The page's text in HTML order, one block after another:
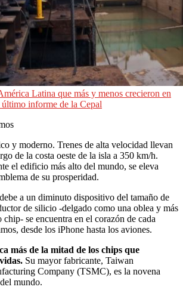
Latina que más y menos crecieron en
último informe de la Cepal
y moderno. Trenes de alta velocidad llevan
de la costa oeste de la isla a 350 km/h.
el edificio más alto del mundo, se eleva
de su prosperidad.
a un diminuto dispositivo del tamaño de
de silicio -delgado como una oblea y más
se encuentra en el corazón de cada
desde los iPhone hasta los aviones.
más de la mitad de los chips que
Su mayor fabricante, Taiwan
Company (TSMC), es la novena
mundo.